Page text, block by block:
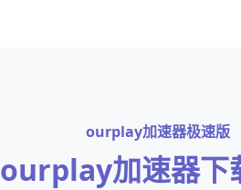
ourplay加速器极速版
ourplay加速器下